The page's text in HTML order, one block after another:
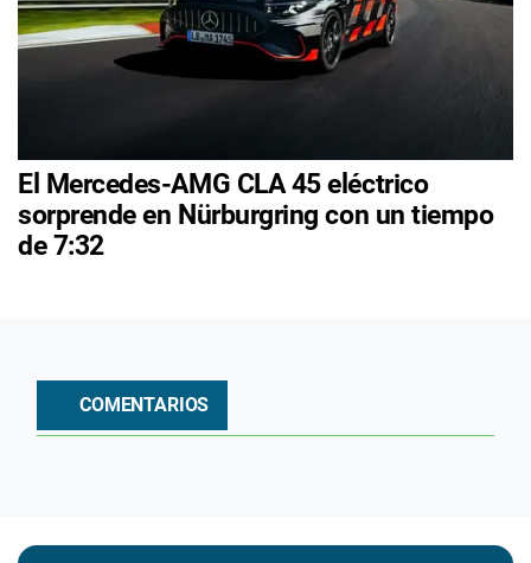
El Mercedes-AMG CLA 45 eléctrico
sorprende en Nürburgring con un tiempo
de 7:32
COMENTARIOS